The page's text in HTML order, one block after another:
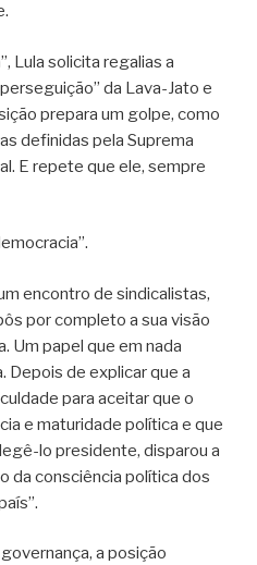
Lula solicita regalias a
da Lava-Jato e
prepara um golpe, como
definidas pela Suprema
E repete que ele, sempre
encontro de sindicalistas,
por completo a sua visão
Um papel que em nada
Depois de explicar que a
para aceitar que o
e maturidade política e que
lo presidente, disparou a
da consciência política dos
a posição